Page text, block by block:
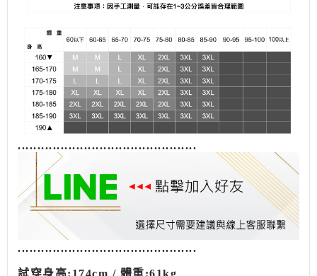
..............................................
..............................................